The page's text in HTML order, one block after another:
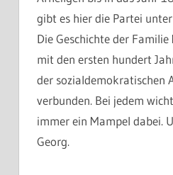
gibt es hier die Partei
Die Geschichte der
mit den ersten hundert
der sozialdemokratischen
verbunden. Bei jedem
immer ein Mampel dabei.
Georg.